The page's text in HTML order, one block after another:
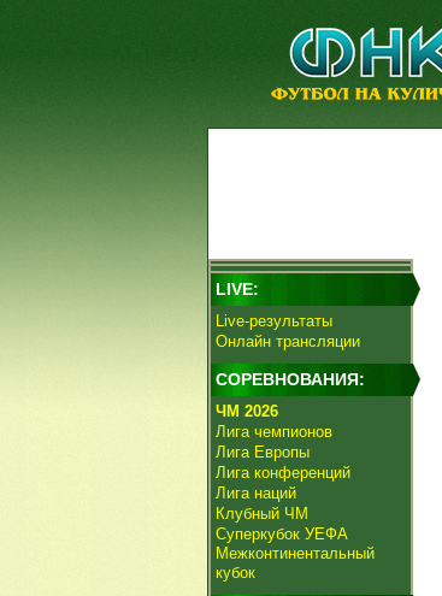
LIVE:
Live-результаты
Онлайн трансляции
СОРЕВНОВАНИЯ:
ЧМ 2026
Лига чемпионов
Лига Европы
Лига конференций
Лига наций
Клубный ЧМ
Суперкубок УЕФА
Межконтинентальный
кубок